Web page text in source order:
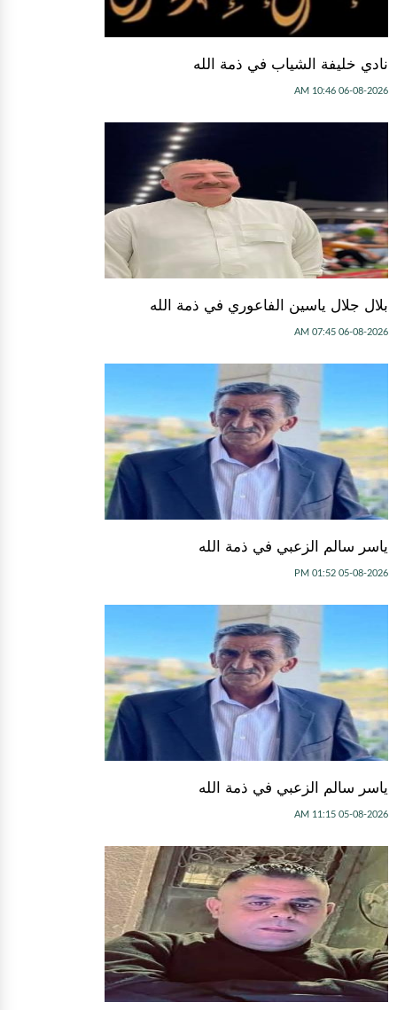
نادي خليفة الشياب في ذمة الله
06-08-2026 10:46 AM
بلال جلال ياسين الفاعوري في ذمة الله
06-08-2026 07:45 AM
ياسر سالم الزعبي في ذمة الله
05-08-2026 01:52 PM
ياسر سالم الزعبي في ذمة الله
05-08-2026 11:15 AM